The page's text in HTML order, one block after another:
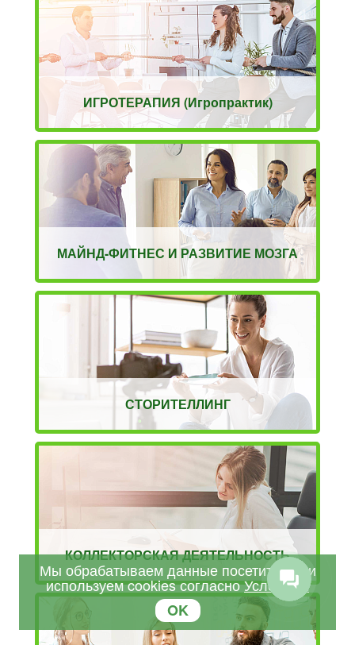
ИГРОТЕРАПИЯ (Игропрактик)
МАЙНД-ФИТНЕС И РАЗВИТИЕ МОЗГА
СТОРИТЕЛЛИНГ
КОЛЛЕКТОРСКАЯ ДЕЯТЕЛЬНОСТЬ
Мы обрабатываем данные посетителей и
используем cookies согласноУсловиям
OK